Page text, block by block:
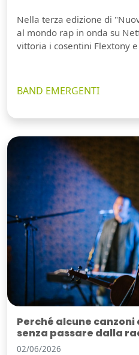
Nella terza edizione di
al mondo rap in onda su
vittoria i cosentini Flextony
BAND EMERGENTI
Perché alcune
senza passare dalla
02/06/2026